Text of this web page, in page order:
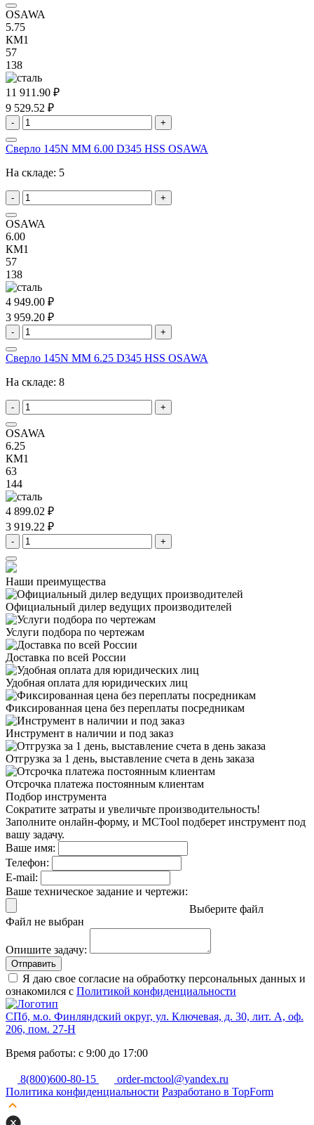
OSAWA
5.75
КМ1
57
138
11 911.90 ₽
9 529.52 ₽
- +
Сверло 145N MM 6.00 D345 HSS OSAWA
На складе: 5
- +
OSAWA
6.00
КМ1
57
138
4 949.00 ₽
3 959.20 ₽
- +
Сверло 145N MM 6.25 D345 HSS OSAWA
На складе: 8
- +
OSAWA
6.25
КМ1
63
144
4 899.02 ₽
3 919.22 ₽
- +
Наши преимущества
Официальный дилер ведущих производителей
Услуги подбора по чертежам
Доставка по всей России
Удобная оплата для юридических лиц
Фиксированная цена без переплаты посредникам
Инструмент в наличии и под заказ
Отгрузка за 1 день, выставление счета в день заказа
Отсрочка платежа постоянным клиентам
Подбор инструмента
Сократите затраты и увеличьте производительность!
Заполните онлайн-форму, и MCTool подберет инструмент под
вашу задачу.
Ваше имя:
Телефон:
E-mail:
Ваше техническое задание и чертежи:
Выберите файл
Файл не выбран
Опишите задачу:
Отправить
Я даю свое согласие на обработку персональных данных и
ознакомился с Политикой конфиденциальности
СПб, м.о. Финляндский округ, ул. Ключевая, д. 30, лит. А, оф.
206, пом. 27-Н
Время работы: с 9:00 до 17:00
8(800)600-80-15
order-mctool@yandex.ru
Политика конфиденциальности Разработано в TopForm